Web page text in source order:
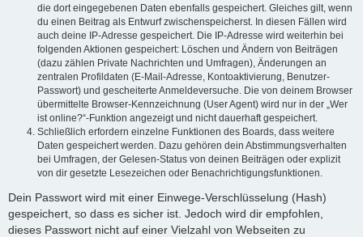
die dort eingegebenen Daten ebenfalls gespeichert. Gleiches gilt, wenn
du einen Beitrag als Entwurf zwischenspeicherst. In diesen Fällen wird
auch deine IP-Adresse gespeichert. Die IP-Adresse wird weiterhin bei
folgenden Aktionen gespeichert: Löschen und Ändern von Beiträgen
(dazu zählen Private Nachrichten und Umfragen), Änderungen an
zentralen Profildaten (E-Mail-Adresse, Kontoaktivierung, Benutzer-
Passwort) und gescheiterte Anmeldeversuche. Die von deinem Browser
übermittelte Browser-Kennzeichnung (User Agent) wird nur in der „Wer
ist online?“-Funktion angezeigt und nicht dauerhaft gespeichert.
Schließlich erfordern einzelne Funktionen des Boards, dass weitere
Daten gespeichert werden. Dazu gehören dein Abstimmungsverhalten
bei Umfragen, der Gelesen-Status von deinen Beiträgen oder explizit
von dir gesetzte Lesezeichen oder Benachrichtigungsfunktionen.
Dein Passwort wird mit einer Einwege-Verschlüsselung (Hash)
gespeichert, so dass es sicher ist. Jedoch wird dir empfohlen,
dieses Passwort nicht auf einer Vielzahl von Webseiten zu